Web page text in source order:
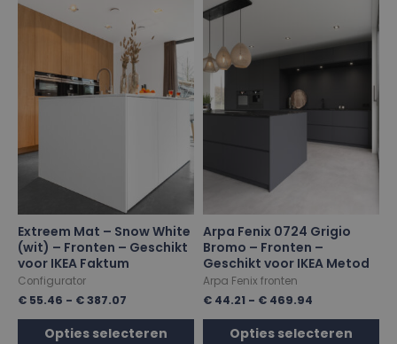
Extreem Mat – Snow White
(wit) – Fronten – Geschikt
voor IKEA Faktum
Configurator
€ 55.46 - €387.07
Opties selecteren
Arpa Fenix 0724 Grigio
Bromo – Fronten –
Geschikt voor IKEA Metod
Arpa Fenix fronten
€ 44.21 - € 469.94
Opties selecteren